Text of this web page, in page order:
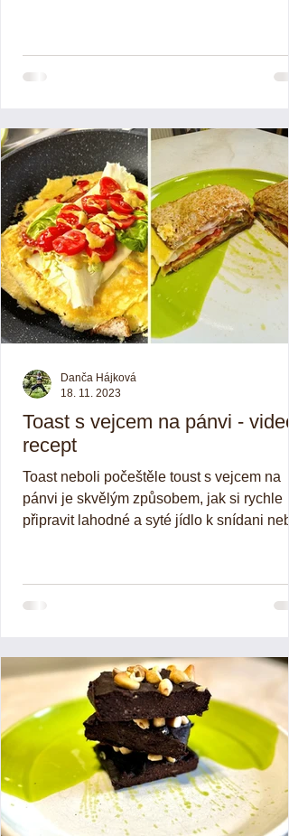
Toast s vejcem na pánvi - video
recept
Toast neboli počeštěle toust s vejcem na
pánvi je skvělým způsobem, jak si rychle
připravit lahodné a syté jídlo k snídani
Danča Hájková
18. 11. 2023